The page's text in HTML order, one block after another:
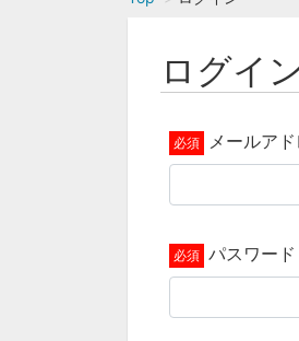
ログイ
メールアド
パスワード